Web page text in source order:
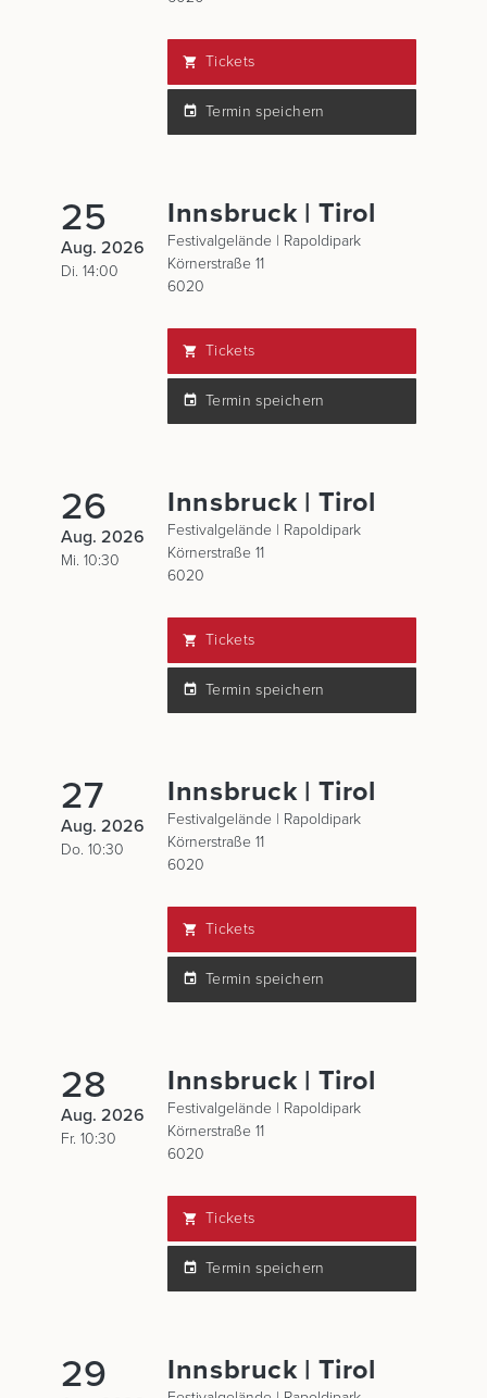
Tickets
Termin speichern
25
Aug. 2026
Di. 14:00
Innsbruck | Tirol
Festivalgelände | Rapoldipark
Körnerstraße 11
6020
Tickets
Termin speichern
26
Aug. 2026
Mi. 10:30
Innsbruck | Tirol
Festivalgelände | Rapoldipark
Körnerstraße 11
6020
Tickets
Termin speichern
27
Aug. 2026
Do. 10:30
Innsbruck | Tirol
Festivalgelände | Rapoldipark
Körnerstraße 11
6020
Tickets
Termin speichern
28
Aug. 2026
Fr. 10:30
Innsbruck | Tirol
Festivalgelände | Rapoldipark
Körnerstraße 11
6020
Tickets
Termin speichern
29 Innsbruck | Tirol